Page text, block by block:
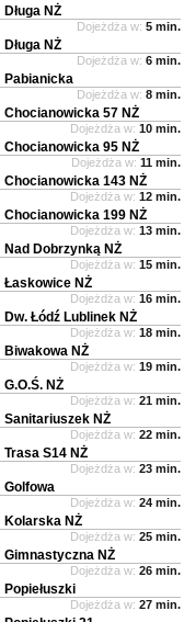
Długa NŻ
Dojeżdża w: 5 min.
Długa NŻ
Dojeżdża w: 6 min.
Pabianicka
Dojeżdża w: 8 min.
Chocianowicka 57 NŻ
Dojeżdża w: 10 min.
Chocianowicka 95 NŻ
Dojeżdża w: 11 min.
Chocianowicka 143 NŻ
Dojeżdża w: 12 min.
Chocianowicka 199 NŻ
Dojeżdża w: 13 min.
Nad Dobrzynką NŻ
Dojeżdża w: 15 min.
Łaskowice NŻ
Dojeżdża w: 16 min.
Dw. Łódź Lublinek NŻ
Dojeżdża w: 18 min.
Biwakowa NŻ
Dojeżdża w: 19 min.
G.O.Ś. NŻ
Dojeżdża w: 21 min.
Sanitariuszek NŻ
Dojeżdża w: 22 min.
Trasa S14 NŻ
Dojeżdża w: 23 min.
Golfowa
Dojeżdża w: 24 min.
Kolarska NŻ
Dojeżdża w: 25 min.
Gimnastyczna NŻ
Dojeżdża w: 26 min.
Popiełuszki
Dojeżdża w: 27 min.